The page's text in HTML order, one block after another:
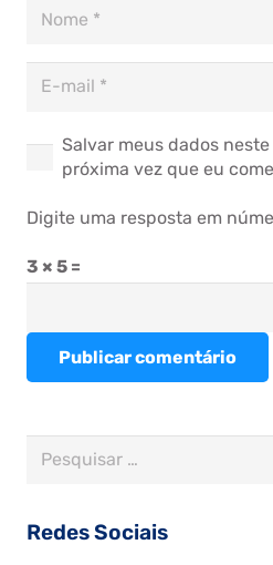
Salvar meus dados
próxima vez que eu
Digite uma resposta em
3 × 5 =
Publicar comentário
Pesquisar
Redes Sociais